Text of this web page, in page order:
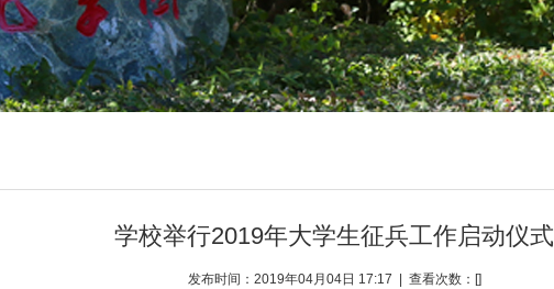
学校举行2019年大学生征兵工作启动仪式
发布时间：2019年04月04日 17:17 | 查看次数：[]